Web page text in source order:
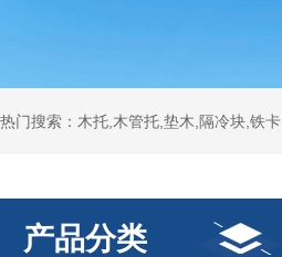
热门搜索：木托,木管托,垫木,隔冷块,铁卡
产品分类